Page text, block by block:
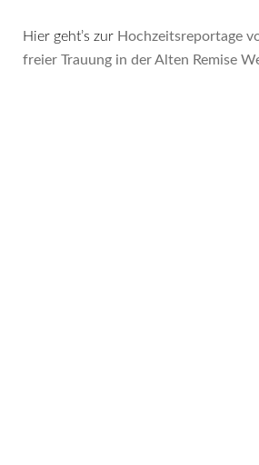
Hier geht’s zur Hochzeitsreportage
freier Trauung in der Alten Remise